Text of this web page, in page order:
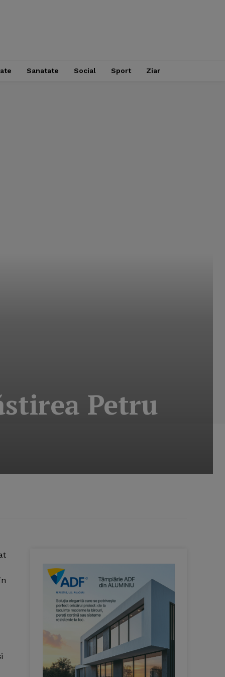
Sanatate Social Sport Ziar
Petru